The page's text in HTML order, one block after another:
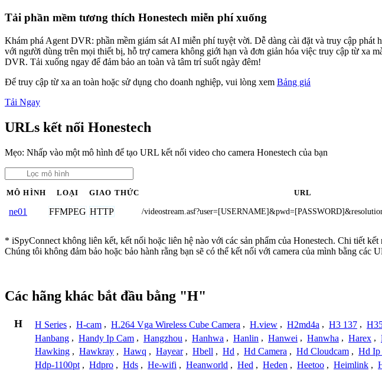
Tải phần mềm tương thích Honestech miễn phí xuống
Khám phá Agent DVR: phần mềm giám sát AI miễn phí tuyệt vời. Dễ dàng cài đặt và truy cập
với người dùng trên mọi thiết bị, hỗ trợ camera không giới hạn và đơn giản hóa việc truy cập từ xa
DVR. Tải xuống ngay để đảm bảo an toàn và tâm trí suốt ngày đêm!
Để truy cập từ xa an toàn hoặc sử dụng cho doanh nghiệp, vui lòng xem Bảng giá
Tải Ngay
URLs kết nối Honestech
Mẹo: Nhấp vào một mô hình để tạo URL kết nối video cho camera Honestech của bạn
MÔ HÌNH LOẠI GIAO THỨC URL
ne01 FFMPEG HTTP /
* iSpyConnect không liên kết, kết nối hoặc liên hệ nào với các sản phẩm của Honestech. Chi tiết
Chúng tôi không đảm bảo hoặc bảo hành rằng bạn sẽ có thể kết nối với camera của mình bằng các
Các hãng khác bắt đầu bằng "H"
H H Series , H-cam , H.264 Vga Wireless Cube Camera , H.view , H2md4a , H3 137 ,
Hanbang , Handy Ip Cam , Hangzhou , Hanhwa , Hanlin , Hanwei , Hanwha , Harex ,
Hawking , Hawkray , Hawq , Hayear , Hbell , Hd , Hd Camera , Hd Cloudcam , Hd Ip
Hdp-1100pt , Hdpro , Hds , He-wifi , Heanworld , Hed , Heden , Heetoo , Heimlink ,